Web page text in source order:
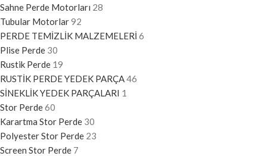
Sahne Perde Motorları 28
Tubular Motorlar92
PERDE TEMİZLİK MALZEMELERİ 6
Plise Perde 30
Rustik Perde 19
RUSTİK PERDE YEDEK PARÇA46
SİNEKLİK YEDEK PARÇALARI 1
Stor Perde60
Karartma Stor Perde 30
Polyester Stor Perde 23
Screen Stor Perde 7